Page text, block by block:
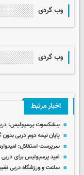
وب گردی
وب گردی
اخبار مرتبط
پیشکسوت پرسپولیس:
پایان نیمه دوم دربی
سرپرست استقلال:
امید پرسپولیس برای
ساعت و ورزشگاه دربی